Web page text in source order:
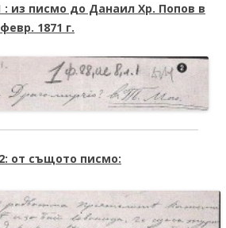
: из писмо до Данаил Хр. Попов в
1871 г.
от същото писмо: